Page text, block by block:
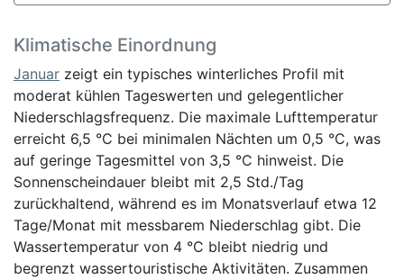
Klimatische Einordnung
Januar zeigt ein typisches winterliches Profil mit
moderat kühlen Tageswerten und gelegentlicher
Niederschlagsfrequenz. Die maximale Lufttemperatur
erreicht 6,5 °C bei minimalen Nächten um 0,5 °C, was
auf geringe Tagesmittel von 3,5 °C hinweist. Die
Sonnenscheindauer bleibt mit 2,5 Std./Tag
zurückhaltend, während es im Monatsverlauf etwa 12
Tage/Monat mit messbarem Niederschlag gibt. Die
Wassertemperatur von 4 °C bleibt niedrig und
begrenzt wassertouristische Aktivitäten. Zusammen